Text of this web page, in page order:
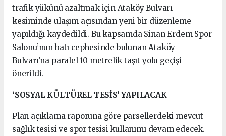
trafik yükünü azaltmak için Ataköy Bulvarı
kesiminde ulaşım açısından yeni bir düzenleme
yapıldığı kaydedildi. Bu kapsamda Sinan Erdem Spor
Salonu’nun batı cephesinde bulunan Ataköy
Bulvarı’na paralel 10 metrelik taşıt yolu geçişi
önerildi.
‘SOSYAL KÜLTÜREL TESİS’ YAPILACAK
Plan açıklama raporuna göre parsellerdeki mevcut
sağlık tesisi ve spor tesisi kullanımı devam edecek.